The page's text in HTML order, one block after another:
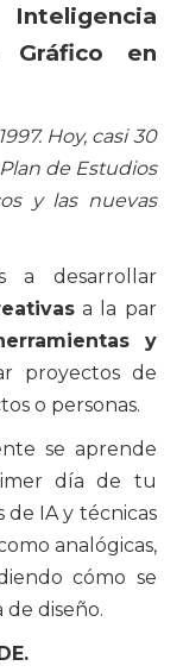
Gráfico en
Hoy, casi 30
de Estudios
y las nuevas
desarrollar
a la par
y
proyectos de
o personas.
se aprende
día de tu
de IA y técnicas
analógicas,
cómo se
diseño.